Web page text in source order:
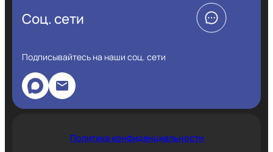
Соц. сети
Подписывайтесь на наши соц. сети
Политика конфиденциальности